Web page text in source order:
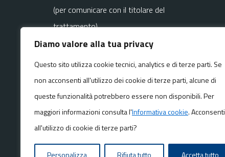
Diamo valore alla tua privacy
Questo sito utilizza cookie tecnici, analytics e di terze parti. Se
non acconsenti all'utilizzo dei cookie di terze parti, alcune di
queste funzionalità potrebbero essere non disponibili. Per
maggiori informazioni consulta l'Informativa cookie. Acconsenti
all'utilizzo di cookie di terze parti?
Personalizza Rifiuta tutto Accetta tutto
(per comunicare con il titolare del
trattamento)
La mail del DPO va usata SOLO per
questioni
riguardanti la privacy